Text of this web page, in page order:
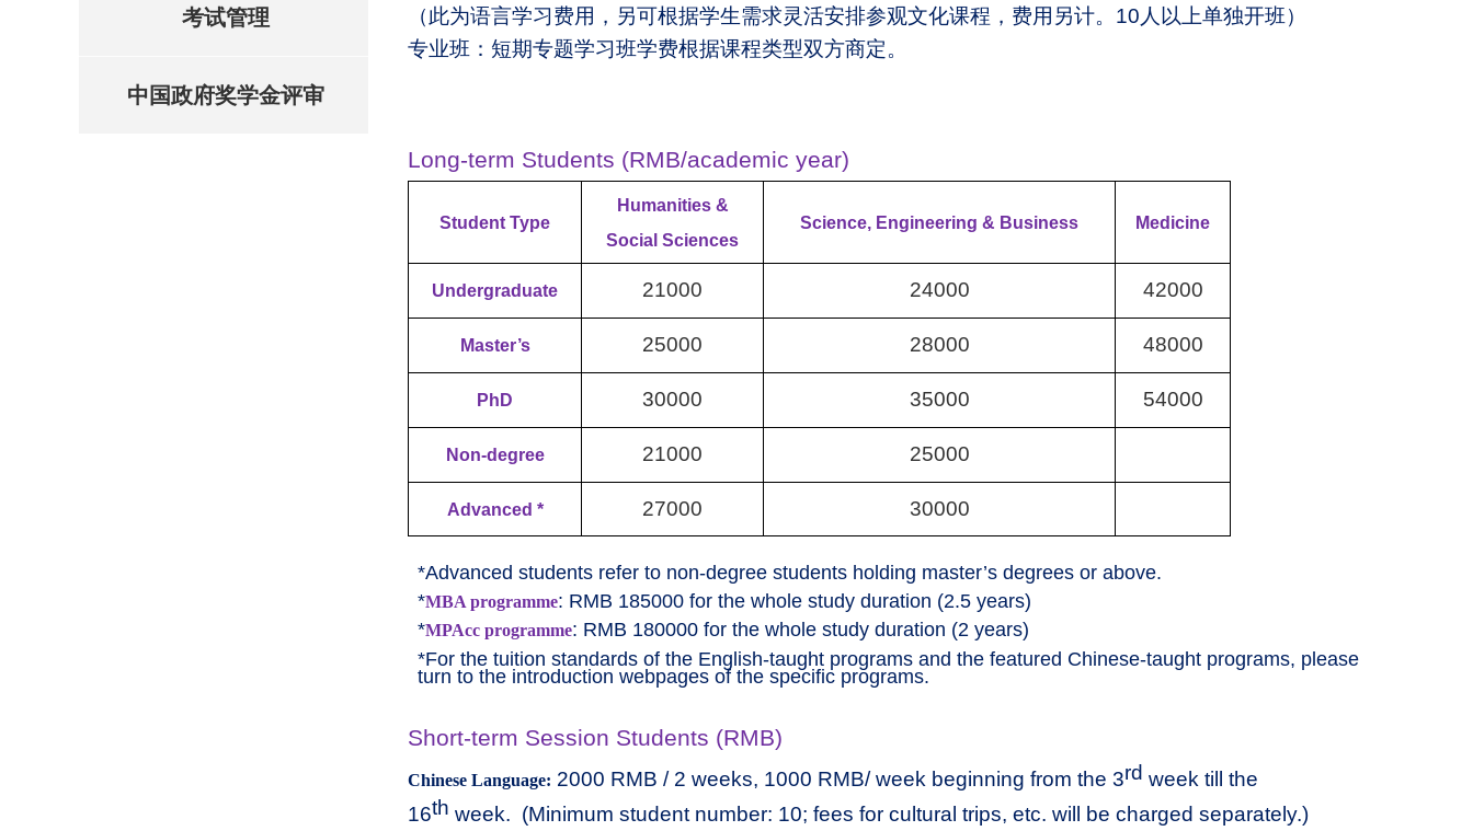
考试管理
中国政府奖学金评审
（此为语言学习费用，另可根据学生需求灵活安排参观文化课程，费用另计。 10 人以上单独开班）
专业班：短期专题学习班学费根据课程类型双方商定。
Long-term Students (RMB/academic year)
Student Type
Humanities &
Social Sciences
Science, Engineering & Business Medicine
Undergraduate 21000 24000 42000
Master’s 25000 28000 48000
PhD 30000 35000 54000
Non-degree 21000 25000
Advanced * 27000 30000
*Advanced students refer to non-degree students holding master’s degrees or above.
*MBA programme: RMB 185000 for the whole study duration (2.5 years)
*MPAcc programme: RMB 180000 for the whole study duration (2 years)
*For the tuition standards of the English-taught programs and the featured Chinese-taught programs, please
turn to the introduction webpages of the specific programs.
Short-term Session Students (RMB)
Chinese Language: 2000 RMB / 2 weeks, 1000 RMB/ week beginning from the 3rd week till the
16th week. (Minimum student number: 10; fees for cultural trips, etc. will be charged separately.)